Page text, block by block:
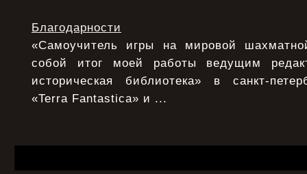
Благодарности
«Самоучитель игры на мировой
собой итог моей работы ведущим
историческая библиотека» в санкт-
«Terra Fantastica» и ...